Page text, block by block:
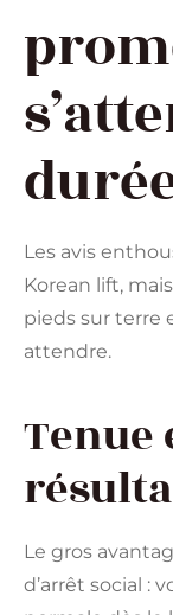
Les avis
Korean lift,
pieds sur terre
attendre.
Tenue
Le gros
d’arrêt social :